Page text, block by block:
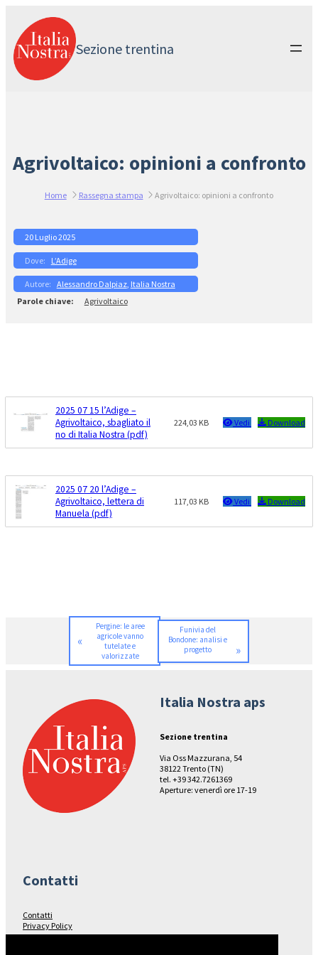
contenuto
Sezione trentina
Agrivoltaico: opinioni a confronto
Home Rassegna stampa Agrivoltaico: opinioni a confronto
20 Luglio 2025
L’Adige
Alessandro Dalpiaz, Italia Nostra
Agrivoltaico
2025 07 15 l’Adige –
Agrivoltaico, sbagliato il
no di Italia Nostra (pdf)
224,03 KB Vedi Download
2025 07 20 l’Adige –
Agrivoltaico, lettera di
Manuela (pdf)
117,03 KB Vedi Download
«
Pergine: le aree
agricole vanno
tutelate e
valorizzate
Funivia del
Bondone: analisi e
progetto
»
Italia Nostra aps
Sezione trentina
Via Oss Mazzurana, 54
38122 Trento (TN)
tel. +39 342.7261369
Aperture: venerdì ore 17-19
Contatti
Contatti
Privacy Policy